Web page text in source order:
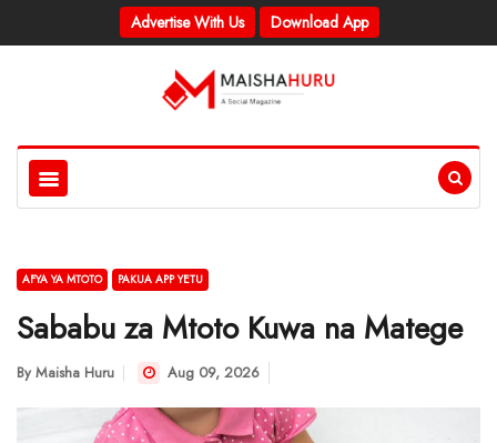
Advertise With Us Download App
AFYA YA MTOTO PAKUA APP YETU
Sababu za Mtoto Kuwa na Matege
By Maisha Huru Aug 09, 2026